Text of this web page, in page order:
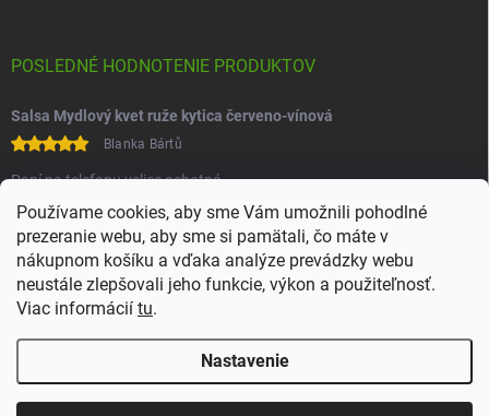
Používame cookies, aby sme Vám umožnili pohodlné
prezeranie webu, aby sme si pamätali, čo máte v
nákupnom košíku a vďaka analýze prevádzky webu
neustále zlepšovali jeho funkcie, výkon a použiteľnosť.
Viac informácií tu.
Nastavenie
POSLEDNÉ HODNOTENIE PRODUKTOV
Salsa Mydlový kvet ruže kytica červeno-vínová
Blanka Bártů
Paní na telefonu velice ochotná
Copyright 2026Juchoo. Všetky práva vyhradené.Upraviť nastavenie